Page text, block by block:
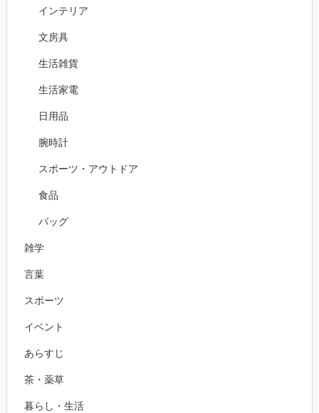
インテリア
文房具
生活雑貨
生活家電
日用品
腕時計
スポーツ・アウトドア
食品
バッグ
雑学
言葉
スポーツ
イベント
あらすじ
茶・薬草
暮らし・生活